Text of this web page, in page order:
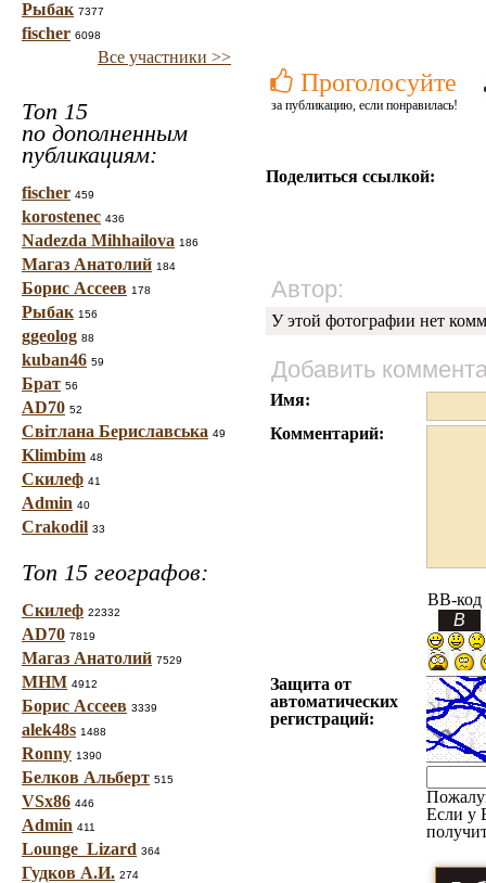
Рыбак 7377
fischer 6098
Все участники >>
Топ 15
по дополненным
публикациям:
fischer 459
korostenec 436
Nadezda Mihhailova 186
Магаз Анатолий 184
Борис Ассеев 178
Рыбак 156
ggeolog 88
kuban46 59
Брат 56
AD70 52
Світлана Бериславська 49
Klimbim 48
Скилеф 41
Admin 40
Crakodil 33
Топ 15 географов:
Скилеф 22332
AD70 7819
Магаз Анатолий 7529
МНМ 4912
Борис Ассеев 3339
alek48s 1488
Ronny 1390
Белков Альберт 515
VSx86 446
Admin 411
Lounge_Lizard 364
Гудков А.И. 274
Проголосуйте
за публикацию, если понравилась!
Поделиться ссылкой:
Автор:
У этой фотографии нет
Добавить
Имя:
Комментарий:
BB-код
Защита от
автоматических
регистраций:
Если у